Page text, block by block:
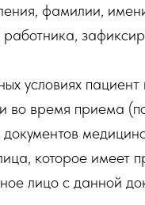
фамилии,
условиях пациент
во время приема
которое имеет
лицо с данной